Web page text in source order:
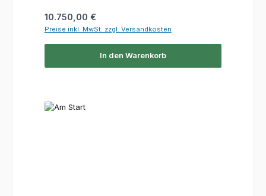
Regulärer Preis:
10.750,00 €
Preise inkl. MwSt. zzgl. Versandkosten
In den Warenkorb